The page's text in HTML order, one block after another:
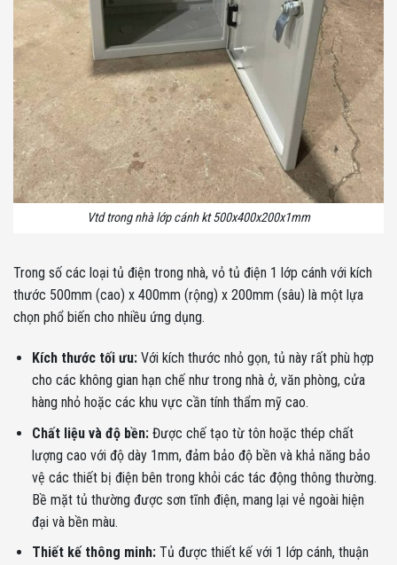
Vtd trong nhà lớp cánh kt 500x400x200x1mm
Trong số các loại tủ điện trong nhà, vỏ tủ điện 1 lớp cánh với kích
thước 500mm (cao) x 400mm (rộng) x 200mm (sâu) là một lựa
chọn phổ biến cho nhiều ứng dụng.
Kích thước tối ưu:Với kích thước nhỏ gọn, tủ này rất phù hợp
cho các không gian hạn chế như trong nhà ở, văn phòng, cửa
hàng nhỏ hoặc các khu vực cần tính thẩm mỹ cao.
Chất liệu và độ bền:Được chế tạo từ tôn hoặc thép chất
lượng cao với độ dày 1mm, đảm bảo độ bền và khả năng bảo
vệ các thiết bị điện bên trong khỏi các tác động thông thường.
Bề mặt tủ thường được sơn tĩnh điện, mang lại vẻ ngoài hiện
đại và bền màu.
Thiết kế thông minh:Tủ được thiết kế với 1 lớp cánh, thuận